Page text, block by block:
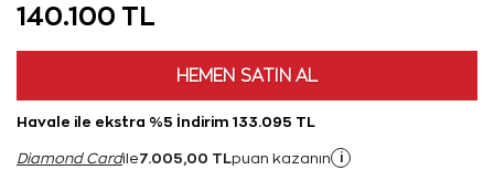
140.100 TL
HEMEN SATIN AL
Havale ile ekstra %5 İndirim 133.095 TL
Diamond Cardile7.005,00 TL puan kazanın i